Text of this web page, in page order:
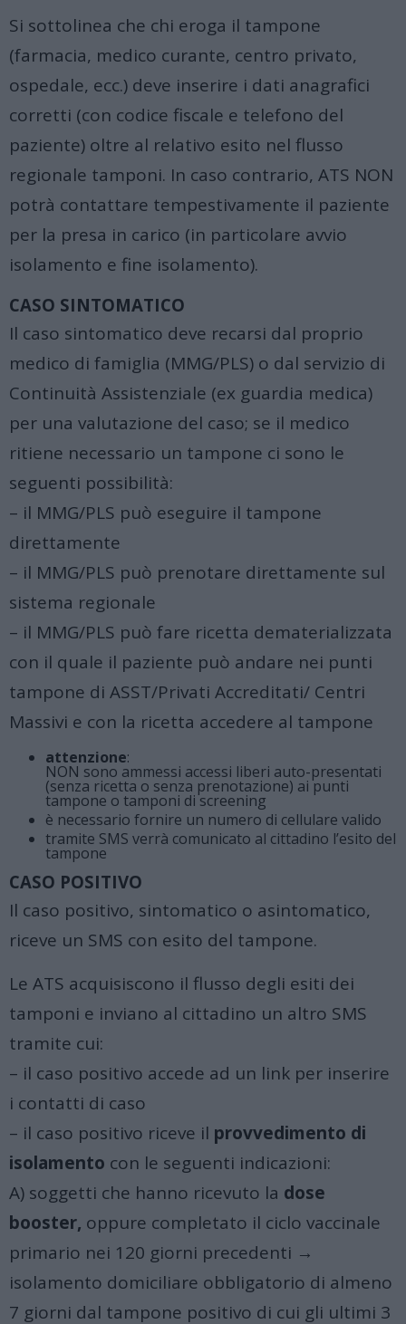
Si sottolinea che chi eroga il tampone
(farmacia, medico curante, centro privato,
ospedale, ecc.) deve inserire i dati anagrafici
corretti (con codice fiscale e telefono del
paziente) oltre al relativo esito nel flusso
regionale tamponi. In caso contrario, ATS NON
potrà contattare tempestivamente il paziente
per la presa in carico (in particolare avvio
isolamento e fine isolamento).
CASO SINTOMATICO
Il caso sintomatico deve recarsi dal proprio
medico di famiglia (MMG/PLS) o dal servizio di
Continuità Assistenziale (ex guardia medica)
per una valutazione del caso; se il medico
ritiene necessario un tampone ci sono le
seguenti possibilità:
– il MMG/PLS può eseguire il tampone
direttamente
– il MMG/PLS può prenotare direttamente sul
sistema regionale
– il MMG/PLS può fare ricetta dematerializzata
con il quale il paziente può andare nei punti
tampone di ASST/Privati Accreditati/ Centri
Massivi e con la ricetta accedere al tampone
attenzione:
NON sono ammessi accessi liberi auto-presentati
(senza ricetta o senza prenotazione) ai punti
tampone o tamponi di screening
è necessario fornire un numero di cellulare valido
tramite SMS verrà comunicato al cittadino l’esito del
tampone
CASO POSITIVO
Il caso positivo, sintomatico o asintomatico,
riceve un SMS con esito del tampone.
Le ATS acquisiscono il flusso degli esiti dei
tamponi e inviano al cittadino un altro SMS
tramite cui:
– il caso positivo accede ad un link per inserire
i contatti di caso
– il caso positivo riceve il provvedimento di
isolamento con le seguenti indicazioni:
A) soggetti che hanno ricevuto la dose
booster, oppure completato il ciclo vaccinale
primario nei 120 giorni precedenti →
isolamento domiciliare obbligatorio di almeno
7 giorni dal tampone positivo di cui gli ultimi 3